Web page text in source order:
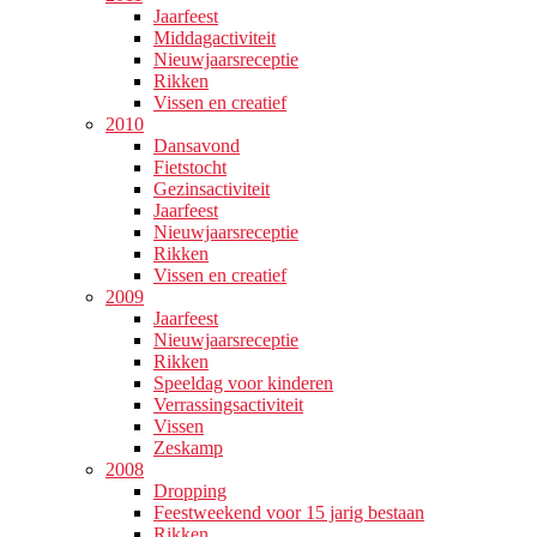
Jaarfeest
Middagactiviteit
Nieuwjaarsreceptie
Rikken
Vissen en creatief
2010
Dansavond
Fietstocht
Gezinsactiviteit
Jaarfeest
Nieuwjaarsreceptie
Rikken
Vissen en creatief
2009
Jaarfeest
Nieuwjaarsreceptie
Rikken
Speeldag voor kinderen
Verrassingsactiviteit
Vissen
Zeskamp
2008
Dropping
Feestweekend voor 15 jarig bestaan